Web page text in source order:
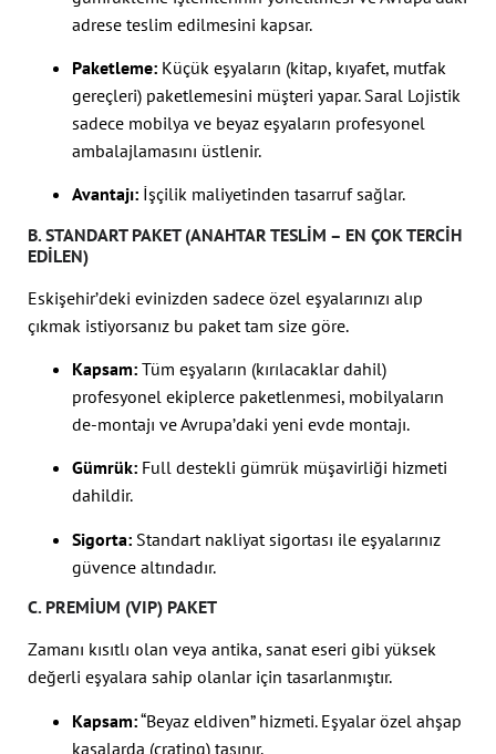
adrese teslim edilmesini kapsar.
Paketleme: Küçük eşyaların (kitap, kıyafet, mutfak
gereçleri) paketlemesini müşteri yapar. Saral Lojistik
sadece mobilya ve beyaz eşyaların profesyonel
ambalajlamasını üstlenir.
Avantajı: İşçilik maliyetinden tasarruf sağlar.
B. STANDART PAKET (ANAHTAR TESLIM – EN ÇOK TERCIH
EDILEN)
Eskişehir’deki evinizden sadece özel eşyalarınızı alıp
çıkmak istiyorsanız bu paket tam size göre.
Kapsam: Tüm eşyaların (kırılacaklar dahil)
profesyonel ekiplerce paketlenmesi, mobilyaların
de-montajı ve Avrupa’daki yeni evde montajı.
Gümrük: Full destekli gümrük müşavirliği hizmeti
dahildir.
Sigorta: Standart nakliyat sigortası ile eşyalarınız
güvence altındadır.
C. PREMIUM (VIP) PAKET
Zamanı kısıtlı olan veya antika, sanat eseri gibi yüksek
değerli eşyalara sahip olanlar için tasarlanmıştır.
Kapsam:“Beyaz eldiven” hizmeti. Eşyalar özel ahşap
kasalarda (crating) taşınır.